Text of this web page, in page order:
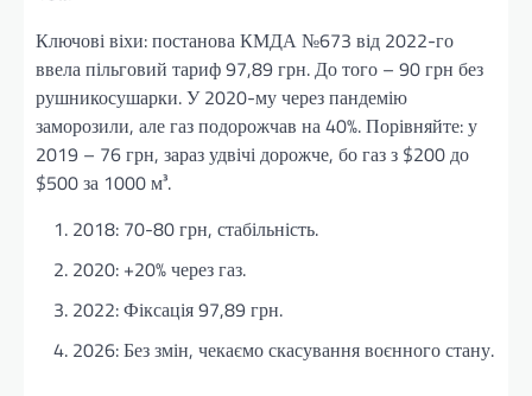
Ключові віхи: постанова КМДА №673 від 2022-го
ввела пільговий тариф 97,89 грн. До того – 90 грн без
рушникосушарки. У 2020-му через пандемію
заморозили, але газ подорожчав на 40%. Порівняйте: у
2019 – 76 грн, зараз удвічі дорожче, бо газ з $200 до
$500 за 1000 м³.
2018: 70-80 грн, стабільність.
2020: +20% через газ.
2022: Фіксація 97,89 грн.
2026: Без змін, чекаємо скасування воєнного стану.